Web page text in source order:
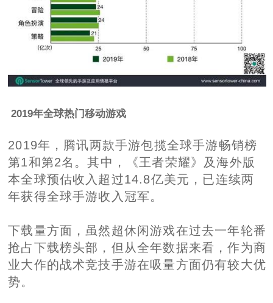
2019年全球热门移动游戏
2019年，腾讯两款手游包揽全球手游畅销榜
第1和第2名。其中，《王者荣耀》及海外版
本全球预估收入超过14.8亿美元，已连续两
年获得全球手游收入冠军。
下载量方面，虽然超休闲游戏在过去一年轮番
抢占下载榜头部，但从全年数据来看，作为商
业大作的战术竞技手游在吸量方面仍有较大优
势。